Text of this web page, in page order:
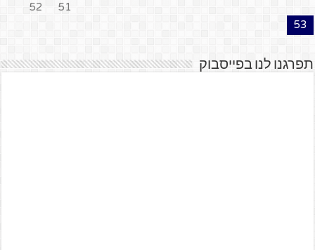
51
52
53
תפרגנו לנו בפייסבוק